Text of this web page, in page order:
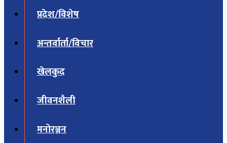
प्रदेश/विशेष
अन्तर्वार्ता/विचार
खेलकुद
जीवनशैली
मनोरञ्जन